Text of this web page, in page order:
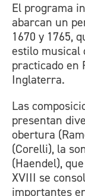
El programa
abarcan un
1670 y 1765,
estilo musical
practicado en
Inglaterra.
Las
presentan
obertura
(Corelli), la
(Haendel),
XVIII se
importantes